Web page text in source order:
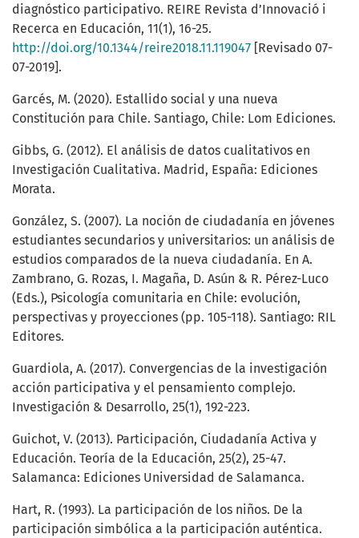
diagnóstico participativo. REIRE Revista d’Innovació i
Recerca en Educación, 11(1), 16-25.
http://doi.org/10.1344/reire2018.11.119047 [Revisado 07-
07-2019].
Garcés, M. (2020). Estallido social y una nueva
Constitución para Chile. Santiago, Chile: Lom Ediciones.
Gibbs, G. (2012). El análisis de datos cualitativos en
Investigación Cualitativa. Madrid, España: Ediciones
Morata.
González, S. (2007). La noción de ciudadanía en jóvenes
estudiantes secundarios y universitarios: un análisis de
estudios comparados de la nueva ciudadanía. En A.
Zambrano, G. Rozas, I. Magaña, D. Asún & R. Pérez-Luco
(Eds.), Psicología comunitaria en Chile: evolución,
perspectivas y proyecciones (pp. 105-118). Santiago: RIL
Editores.
Guardiola, A. (2017). Convergencias de la investigación
acción participativa y el pensamiento complejo.
Investigación & Desarrollo, 25(1), 192-223.
Guichot, V. (2013). Participación, Ciudadanía Activa y
Educación. Teoría de la Educación, 25(2), 25-47.
Salamanca: Ediciones Universidad de Salamanca.
Hart, R. (1993). La participación de los niños. De la
participación simbólica a la participación auténtica.